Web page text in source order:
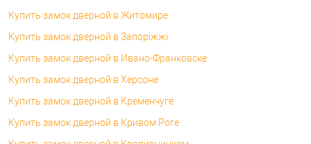
Купить замок дверной в Житомире
Купить замок дверной в Запоріжжі
Купить замок дверной в Ивано-Франковске
Купить замок дверной в Херсоне
Купить замок дверной в Кременчуге
Купить замок дверной в Кривом Роге